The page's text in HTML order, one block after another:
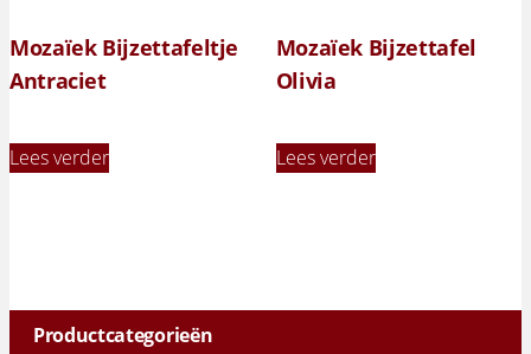
Mozaïek Bijzettafeltje
Antraciet
Lees verder
Mozaïek Bijzettafel
Olivia
Lees verder
Productcategorieën